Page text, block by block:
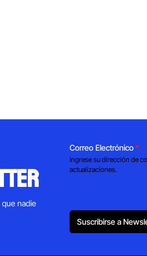
nadie
Correo Electrónico *
Ingrese su dirección de
actualizaciones.
Suscribirse a